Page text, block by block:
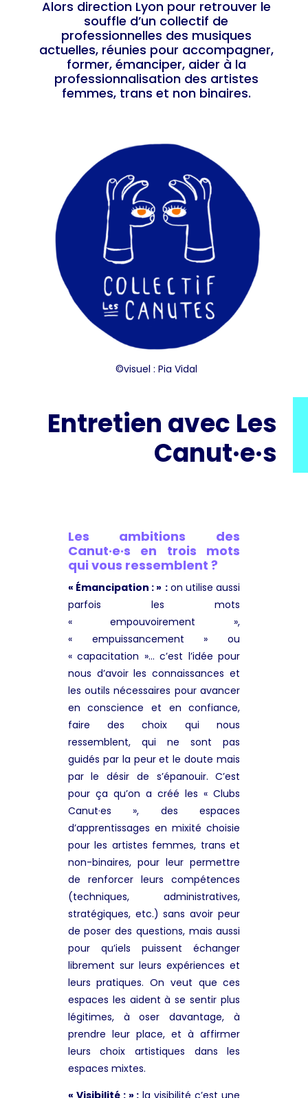
Alors direction Lyon pour retrouver le
souffle d’un collectif de
professionnelles des musiques
actuelles, réunies pour accompagner,
former, émanciper, aider à la
professionnalisation des artistes
femmes, trans et non binaires.
©visuel : Pia Vidal
Entretien avec Les
Canut·e·s
Les ambitions des
Canut·e·s en trois mots
qui vous ressemblent ?
« Émancipation : » :on utilise aussi
parfois les mots
« empouvoirement »,
« empuissancement » ou
« capacitation »… c’est l’idée pour
nous d’avoir les connaissances et
les outils nécessaires pour avancer
en conscience et en confiance,
faire des choix qui nous
ressemblent, qui ne sont pas
guidés par la peur et le doute mais
par le désir de s’épanouir. C’est
pour ça qu’on a créé les « Clubs
Canut·es », des espaces
d’apprentissages en mixité choisie
pour les artistes femmes, trans et
non-binaires, pour leur permettre
de renforcer leurs compétences
(techniques, administratives,
stratégiques, etc.) sans avoir peur
de poser des questions, mais aussi
pour qu’iels puissent échanger
librement sur leurs expériences et
leurs pratiques. On veut que ces
espaces les aident à se sentir plus
légitimes, à oser davantage, à
prendre leur place, et à affirmer
leurs choix artistiques dans les
espaces mixtes.
« Visibilité : » : la visibilité c’est une